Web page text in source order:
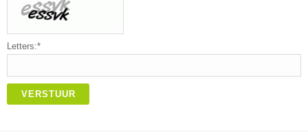
Letters:*
VERSTUUR